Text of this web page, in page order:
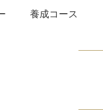
養成コース